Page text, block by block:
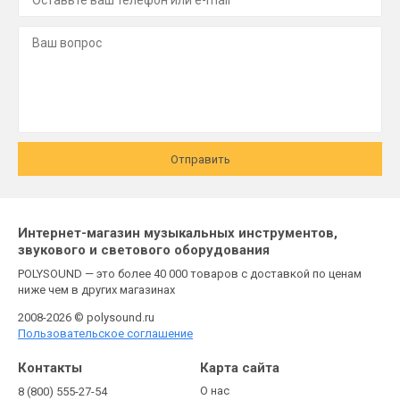
Отправить
Интернет-магазин музыкальных инструментов,
звукового и светового оборудования
POLYSOUND — это более 40 000 товаров с доставкой по ценам
ниже чем в других магазинах
2008-2026 © polysound.ru
Пользовательское соглашение
Контакты
8 (800) 555-27-54
Карта сайта
О нас